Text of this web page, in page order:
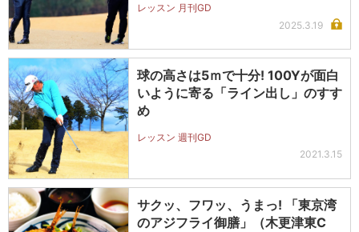
レッスン 月刊GD
2025.3.19
球の高さは5ｍで十分! 100Yが面白
いように寄る「ライン出し」のすす
め
レッスン 週刊GD
2021.3.15
サクッ、フワッ、うまっ! 「東京湾
のアジフライ御膳」（木更津東C